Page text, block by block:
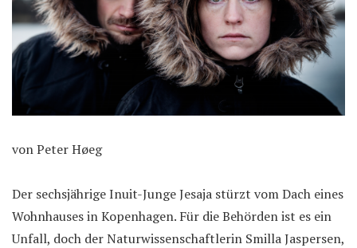
von Peter Høeg
Der sechsjährige Inuit-Junge Jesaja stürzt vom Dach eines
Wohnhauses in Kopenhagen. Für die Behörden ist es ein
Unfall, doch der Naturwissenschaftlerin Smilla Jaspersen,